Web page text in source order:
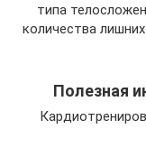
типа
количества
Полезная